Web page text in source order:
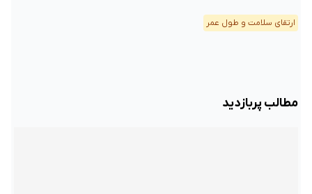
ارتقای سلامت و طول عمر
مطالب پربازدید